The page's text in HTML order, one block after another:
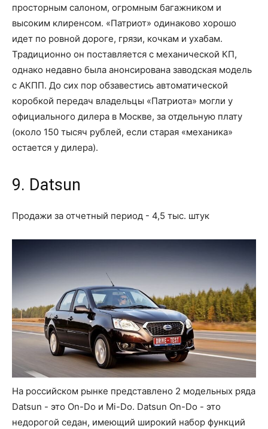
просторным салоном, огромным багажником и
высоким клиренсом. «Патриот» одинаково хорошо
идет по ровной дороге, грязи, кочкам и ухабам.
Традиционно он поставляется с механической КП,
однако недавно была анонсирована заводская модель
с АКПП. До сих пор обзавестись автоматической
коробкой передач владельцы «Патриота» могли у
официального дилера в Москве, за отдельную плату
(около 150 тысяч рублей, если старая «механика»
остается у дилера).
9. Datsun
Продажи за отчетный период - 4,5 тыс. штук
На российском рынке представлено 2 модельных ряда
Datsun - это On-Do и Mi-Do. Datsun On-Do - это
недорогой седан, имеющий широкий набор функций